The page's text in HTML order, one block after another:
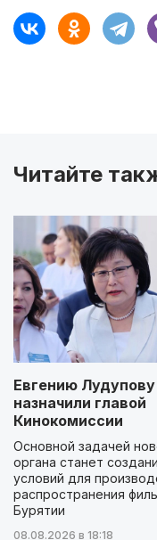
Читайте
Евгению Лудупову
назначили главой
Кинокомиссии
Основной задачей
органа станет
условий для
распространения
Бурятии
08.08.2026 в 18:18